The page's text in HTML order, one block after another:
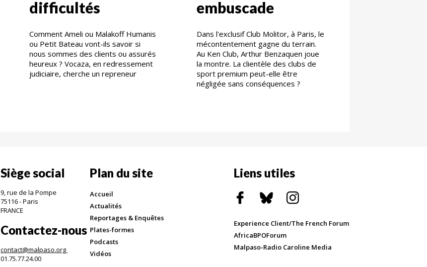
difficultés
Comment Ameli ou Malakoff Humanis
ou Petit Bateau vont-ils savoir si
nous sommes des clients ou assurés
heureux ? Vocaza, en redressement
judiciaire, cherche un repreneur
embuscade
Dans l'exclusif Club Molitor, à Paris, le
mécontentement gagne du terrain.
Au Ken Club, Arthur Benzaquen joue
la montre. La clientèle des clubs de
sport premium peut-elle être
négligée sans conséquences ?
Siège social
9, rue de la Pompe
75116 - Paris
FRANCE
Contactez-nous
contact@malpaso.org
01.75.77.24.00
Plan du site
Accueil
Actualités
Reportages & Enquêtes
Plates-formes
Podcasts
Vidéos
Liens utiles
Experience Client/The French Forum
AfricaBPOForum
Malpaso-Radio Caroline Media